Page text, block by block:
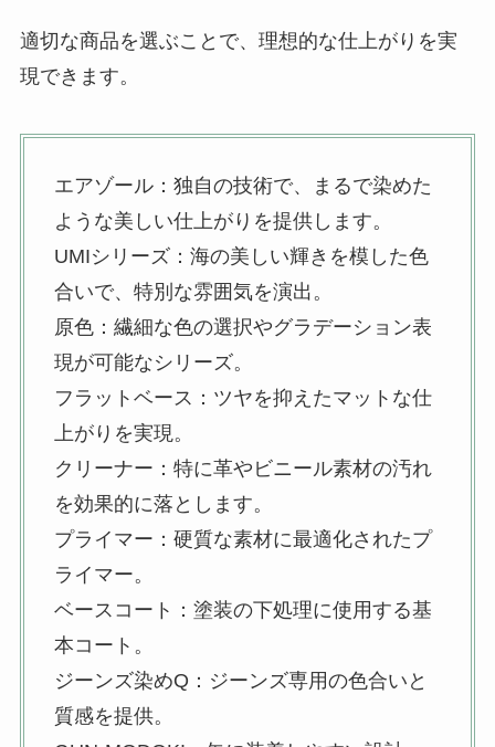
る？冷え性に効果あるの？
の？
アセトンはどこで買える？売って
いる場所や価格帯など調べてみ
た！
イプサはどこで買える？ドラッグ
ほんと？
可愛いクオカードはどこで買え
ント用や限定デザインがあるの？
オルビスはどこで買えるか知恵
扱店は？ドラッグストアで売って
適切な商品を選ぶことで、理想的な仕上がりを実
現できます。
エアゾール：独自の技術で、まるで染めた
ような美しい仕上がりを提供します。
UMIシリーズ：海の美しい輝きを模した色
合いで、特別な雰囲気を演出。
原色：繊細な色の選択やグラデーション表
現が可能なシリーズ。
フラットベース：ツヤを抑えたマットな仕
上がりを実現。
クリーナー：特に革やビニール素材の汚れ
を効果的に落とします。
プライマー：硬質な素材に最適化されたプ
ライマー。
ベースコート：塗装の下処理に使用する基
本コート。
ジーンズ染めQ：ジーンズ専用の色合いと
質感を提供。